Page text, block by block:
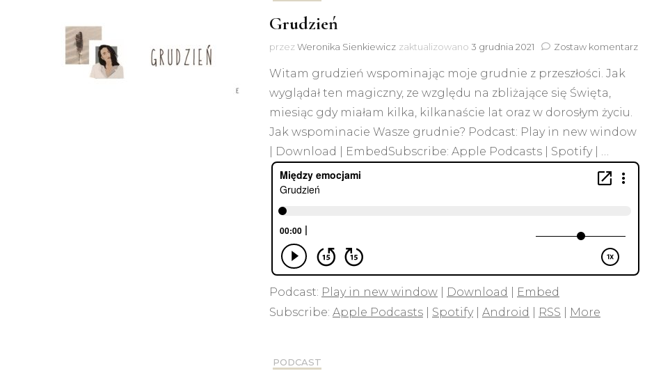
Grudzień
przezWeronika Sienkiewicz zaktualizowano 3 grudnia 2021 Zostaw komentarzdo
Witam grudzień wspominając moje grudnie z przeszłości. Jak
wyglądał ten magiczny, ze względu na zbliżające się Święta,
miesiąc gdy miałam kilka, kilkanaście lat oraz w dorosłym życiu.
Jak wspominacie Wasze grudnie? Podcast: Play in new window
| Download | EmbedSubscribe: Apple Podcasts | Spotify | …
Podcast: Play in new window Download
Embed
Subscribe: Apple Podcasts Spotify| Android RSS More
PODCAST